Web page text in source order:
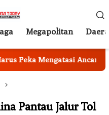
Megapolitan
Mengatasi Ancaman
Pantau Jalur Tol